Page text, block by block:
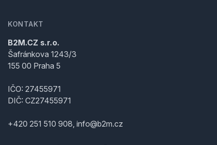
KONTAKT
B2M.CZ s.r.o.
Šafránkova 1243/3
155 00 Praha 5
IČO: 27455971
DIČ: CZ27455971
+420 251 510 908, info@b2m.cz